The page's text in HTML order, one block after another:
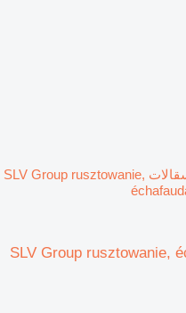
جديد سقالات SLV Group rusztowanie,
SLV Group rusztowanie,